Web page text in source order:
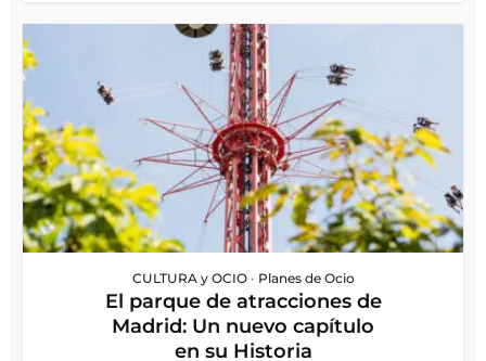
CULTURA y OCIO • Planes de Ocio
El parque de atracciones de
Madrid: Un nuevo capítulo
en su Historia